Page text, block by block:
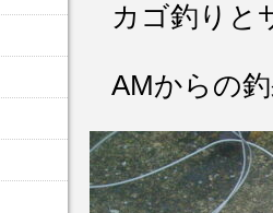
カゴ釣りと
AMからの